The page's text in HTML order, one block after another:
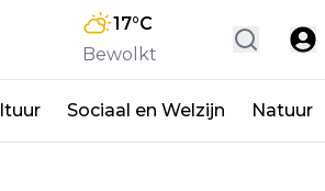
17°C
Bewolkt
Sociaal en Welzijn Natuur